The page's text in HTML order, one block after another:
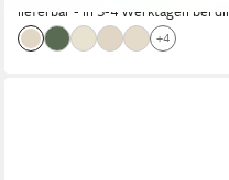
lieferbar - in 3-4 Werktagen bei dir
+4